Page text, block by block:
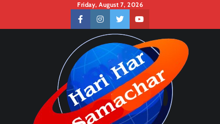
content
Friday, August 7, 2026
facebookinstagramtwitteryoutube